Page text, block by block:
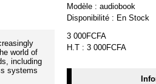
world of
including
systems
Modèle : audiobook
Disponibilité : En Stock
3 000FCFA
H.T : 3 000FCFA